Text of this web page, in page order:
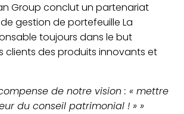
Group conclut un partenariat
gestion de portefeuille La
toujours dans le but
clients des produits innovants et
de notre vision : « mettre
du conseil patrimonial ! » »